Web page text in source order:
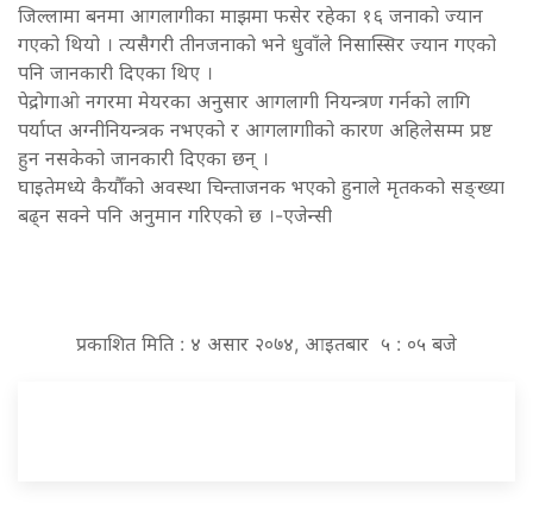
जिल्लामा बनमा आगलागीका माझमा फसेर रहेका १६ जनाको ज्यान
गएको थियो । त्यसैगरी तीनजनाको भने धुवाँले निसास्सिर ज्यान गएको
पनि जानकारी दिएका थिए ।
पेद्रोगाओ नगरमा मेयरका अनुसार आगलागी नियन्त्रण गर्नको लागि
पर्याप्त अग्नीनियन्त्रक नभएको र आगलागाीको कारण अहिलेसम्म प्रष्ट
हुन नसकेको जानकारी दिएका छन् ।
घाइतेमध्ये कैयौँको अवस्था चिन्ताजनक भएको हुनाले मृतकको सङ्ख्या
बढ्न सक्ने पनि अनुमान गरिएको छ ।-एजेन्सी
प्रकाशित मिति : ४ असार २०७४, आइतबार ५ : ०५ बजे